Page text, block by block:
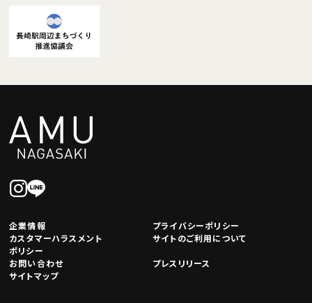
企業情報
プライバシーポリシー
カスタマーハラスメント
ポリシー
サイトのご利用について
お問い合わせ
プレスリリース
サイトマップ